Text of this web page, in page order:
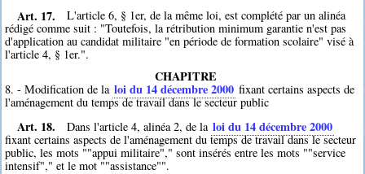
Art. 17.
L'article 6, § 1er, de la même loi, est complété par un alinéa
rédigé comme suit : "Toutefois, la rétribution minimum garantie n'est pas
d'application au candidat militaire "en période de formation scolaire" visé à
l'article 4, § 1er.".
CHAPITRE
8. - Modification de la loi du 14 décembre 2000 fixant certains aspects de
l'aménagement du temps de travail dans le secteur public
Art. 18. Dans l'article 4, alinéa 2, de la loi du 14 décembre 2000
fixant certains aspects de l'aménagement du temps de travail dans le secteur
public, les mots ""appui militaire"," sont insérés entre les mots ""service
intensif"," et le mot ""assistance"".